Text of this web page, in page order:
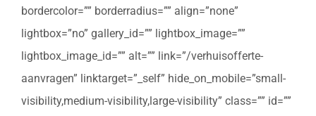
bordercolor=”” borderradius=”” align=”none”
lightbox=”no” gallery_id=”” lightbox_image=””
lightbox_image_id=”” alt=”” link=”/verhuisofferte-
aanvragen” linktarget=”_self” hide_on_mobile=”small-
visibility,medium-visibility,large-visibility” class=”” id=””